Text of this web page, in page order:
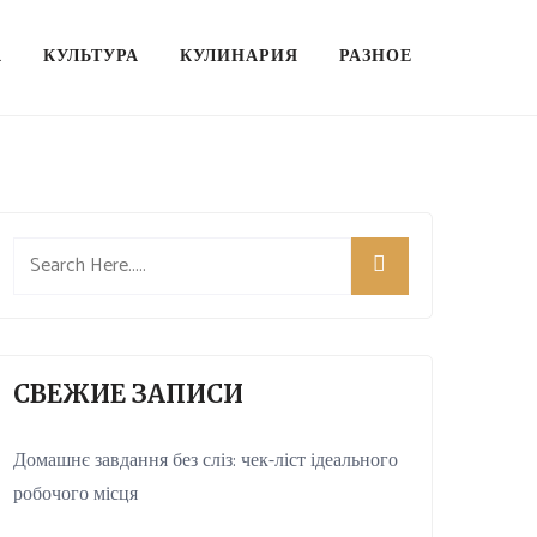
КУЛЬТУРА КУЛИНАРИЯ РАЗНОЕ
СВЕЖИЕ ЗАПИСИ
Домашнє завдання без сліз: чек-ліст ідеального
робочого місця